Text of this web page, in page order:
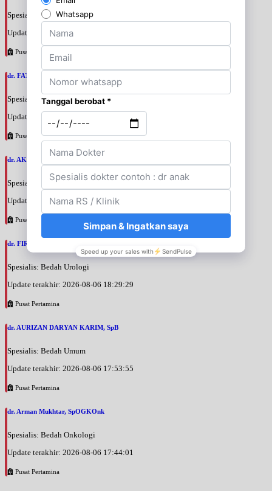
Spesialis: Bedah Urologi
Update terakhir: 2026-08-06 18:46:06
Pusat Pertamina
dr. FATAN ABSHARI, SpU
Spesialis: Bedah Urologi
Update terakhir: 2026-08-06 18:42:13
Pusat Pertamina
dr. AKBARI WAHYUDI KUSUMAH, SpU
Spesialis: Bedah Urologi
Update terakhir: 2026-08-06 18:38:38
Pusat Pertamina
dr. FIRTANTYO ADI SYAHPUTRA, SpU
Spesialis: Bedah Urologi
Update terakhir: 2026-08-06 18:29:29
Pusat Pertamina
dr. AURIZAN DARYAN KARIM, SpB
Spesialis: Bedah Umum
Update terakhir: 2026-08-06 17:53:55
Pusat Pertamina
dr. Arman Mukhtar, SpOGKOnk
Spesialis: Bedah Onkologi
Update terakhir: 2026-08-06 17:44:01
Pusat Pertamina